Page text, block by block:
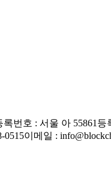
록번호 : 서울 아 55861등
0515이메일 :